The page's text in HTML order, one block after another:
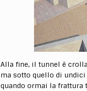
Alla fine, il tunnel è
ma sotto quello di
quando ormai la frattura